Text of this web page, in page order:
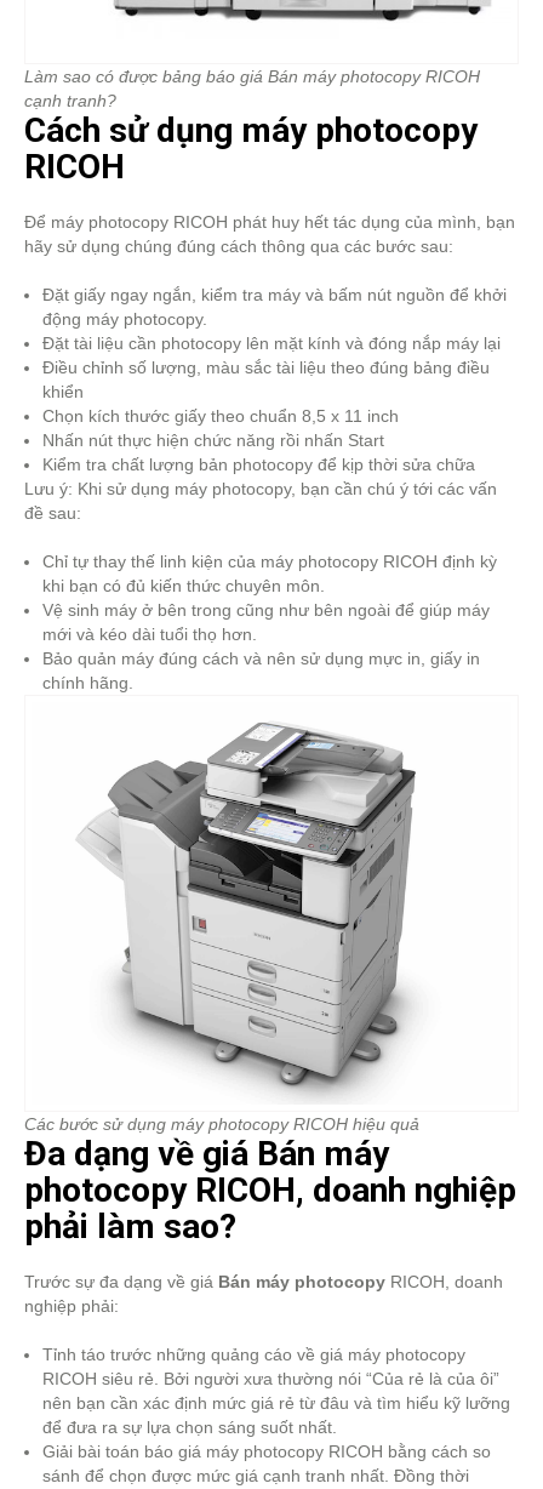
Làm sao có được bảng báo giá Bán máy photocopy RICOH
cạnh tranh?
Cách sử dụng máy photocopy
RICOH
Để máy photocopy RICOH phát huy hết tác dụng của mình, bạn
hãy sử dụng chúng đúng cách thông qua các bước sau:
Đặt giấy ngay ngắn, kiểm tra máy và bấm nút nguồn để khởi
động máy photocopy.
Đặt tài liệu cần photocopy lên mặt kính và đóng nắp máy lại
Điều chỉnh số lượng, màu sắc tài liệu theo đúng bảng điều
khiển
Chọn kích thước giấy theo chuẩn 8,5 x 11 inch
Nhấn nút thực hiện chức năng rồi nhấn Start
Kiểm tra chất lượng bản photocopy để kịp thời sửa chữa
Lưu ý: Khi sử dụng máy photocopy, bạn cần chú ý tới các vấn
đề sau:
Chỉ tự thay thế linh kiện của máy photocopy RICOH định kỳ
khi bạn có đủ kiến thức chuyên môn.
Vệ sinh máy ở bên trong cũng như bên ngoài để giúp máy
mới và kéo dài tuổi thọ hơn.
Bảo quản máy đúng cách và nên sử dụng mực in, giấy in
chính hãng.
Các bước sử dụng máy photocopy RICOH hiệu quả
Đa dạng về giá Bán máy
photocopy RICOH, doanh nghiệp
phải làm sao?
Trước sự đa dạng về giá Bán máy photocopy RICOH, doanh
nghiệp phải:
Tỉnh táo trước những quảng cáo về giá máy photocopy
RICOH siêu rẻ. Bởi người xưa thường nói “Của rẻ là của ôi”
nên bạn cần xác định mức giá rẻ từ đâu và tìm hiểu kỹ lưỡng
để đưa ra sự lựa chọn sáng suốt nhất.
Giải bài toán báo giá máy photocopy RICOH bằng cách so
sánh để chọn được mức giá cạnh tranh nhất. Đồng thời